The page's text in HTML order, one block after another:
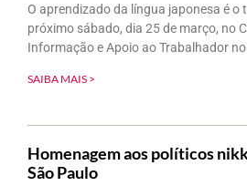
O aprendizado da língua japonesa é o
próximo sábado, dia 25 de março, no
Informação e Apoio ao Trabalhador no
SAIBA MAIS >
Homenagem aos políticos
São Paulo